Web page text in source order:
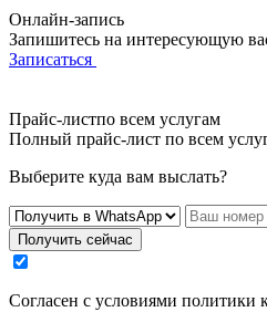
Онлайн-запись
Запишитесь на интересующую
Записаться
Прайс-листпо всем услугам
Полный прайс-лист по всем
Выберите куда вам выслать?
Получить сейчас
Cогласен с условиями политики